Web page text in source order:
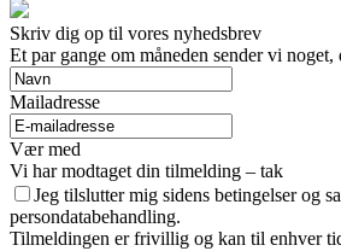
Skriv dig op til vores nyhedsbrev
Et par gange om måneden sender vi
Mailadresse
Vær med
Vi har modtaget din tilmelding – tak
Jeg tilslutter mig sidens betingelser og
persondatabehandling.
Tilmeldingen er frivillig og kan til enhver